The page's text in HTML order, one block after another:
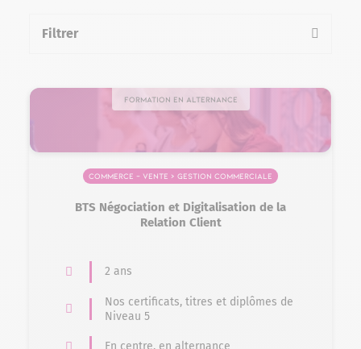
Filtrer
Formation en alternance
Commerce – Vente > Gestion commerciale
BTS Négociation et Digitalisation de la
Relation Client
2 ans
Nos certificats, titres et diplômes de
Niveau 5